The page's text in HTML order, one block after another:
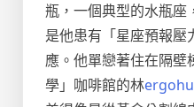
瓶，一個典型的水瓶座
是他患有「星座預報壓
應。他單戀著住在隔壁
學」咖啡館的林